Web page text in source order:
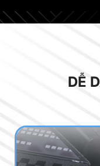
Mặt dưới
DỄ